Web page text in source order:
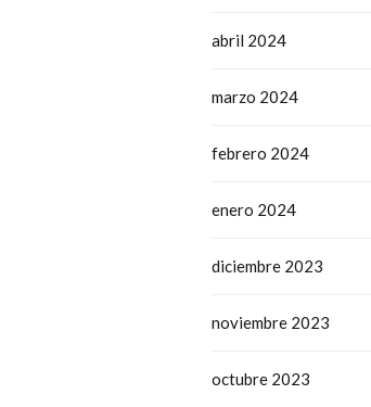
abril 2024
marzo 2024
febrero 2024
enero 2024
diciembre 2023
noviembre 2023
octubre 2023